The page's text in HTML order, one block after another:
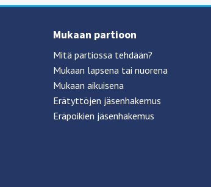
Mukaan partioon
Mitä partiossa tehdään?
Mukaan lapsena tai nuorena
Mukaan aikuisena
Erätyttöjen jäsenhakemus
Eräpoikien jäsenhakemus